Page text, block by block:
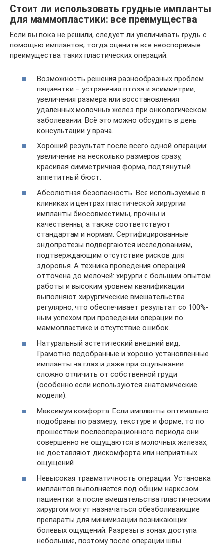
Стоит ли использовать грудные импланты
для маммопластики: все преимущества
Если вы пока не решили, следует ли увеличивать грудь с
помощью имплантов, тогда оцените все неоспоримые
преимущества таких пластических операций:
Возможность решения разнообразных проблем
пациентки – устранения птоза и асимметрии,
увеличения размера или восстановления
удалённых молочных желез при онкологическом
заболевании. Всё это можно обсудить в день
консультации у врача.
Хороший результат после всего одной операции:
увеличение на несколько размеров сразу,
красивая симметричная форма, подтянутый
аппетитный бюст.
Абсолютная безопасность. Все используемые в
клиниках и центрах пластической хирургии
импланты биосовместимы, прочны и
качественны, а также соответствуют
стандартам и нормам. Сертифицированные
эндопротезы подвергаются исследованиям,
подтверждающим отсутствие рисков для
здоровья. А техника проведения операций
отточена до мелочей: хирурги с большим опытом
работы и высоким уровнем квалификации
выполняют хирургические вмешательства
регулярно, что обеспечивает результат со 100%-
ным успехом при проведении операции по
маммопластике и отсутствие ошибок.
Натуральный эстетический внешний вид.
Грамотно подобранные и хорошо установленные
импланты на глаз и даже при ощупывании
сложно отличить от собственной груди
(особенно если используются анатомические
модели).
Максимум комфорта. Если импланты оптимально
подобраны по размеру, текстуре и форме, то по
прошествии послеоперационного периода они
совершенно не ощущаются в молочных железах,
не доставляют дискомфорта или неприятных
ощущений.
Невысокая травматичность операции. Установка
имплантов выполняется под общим наркозом
пациентки, а после вмешательства пластическим
хирургом могут назначаться обезболивающие
препараты для минимизации возникающих
болевых ощущений. Разрезы в зонах доступа
небольшие, поэтому после операции швы